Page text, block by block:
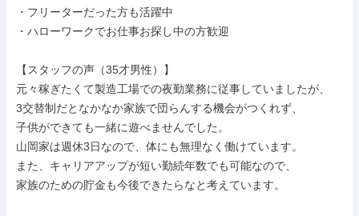
・フリーターだった方も活躍中
・ハローワークでお仕事お探し中の方歓迎
【スタッフの声（35才男性）】
元々稼ぎたくて製造工場での夜勤業務に従事していましたが、
3交替制だとなかなか家族で団らんする機会がつくれず、
子供ができても一緒に遊べませんでした。
山岡家は週休3日なので、体にも無理なく働けています。
また、キャリアアップが短い勤続年数でも可能なので、
家族のための貯金も今後できたらなと考えています。